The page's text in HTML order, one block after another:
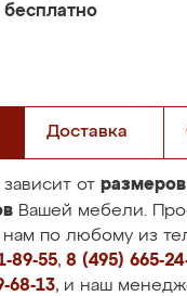
бесплатно
Доставка
от
Вашей мебели.
нам по любому из
89-55, 8 (495) 665-
68-13, и наш